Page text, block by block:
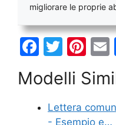
migliorare le proprie
F
c
e
T
itt
er
Pi
er
e l
Modelli
Lettera
- Esempio e…